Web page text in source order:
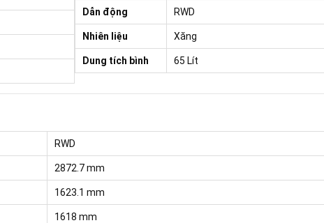
Dẫn động RWD
Nhiên liệu Xăng
Dung tích bình 65 Lít
RWD
2872.7 mm
1623.1 mm
1618 mm